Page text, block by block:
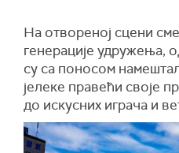
На отвореној сцени
генерације удружења,
су са поносом
јелеке правећи своје
до искусних играча и